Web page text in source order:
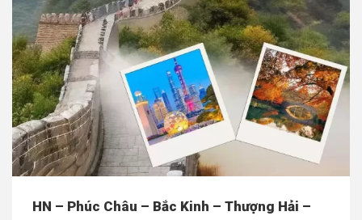
HN – Phúc Châu – Bắc Kinh – Thượng Hải –